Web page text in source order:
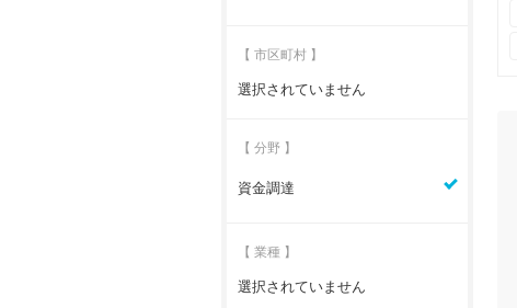
【 市区町村 】
選択されていません
【 分野 】
資金調達
【 業種 】
選択されていません